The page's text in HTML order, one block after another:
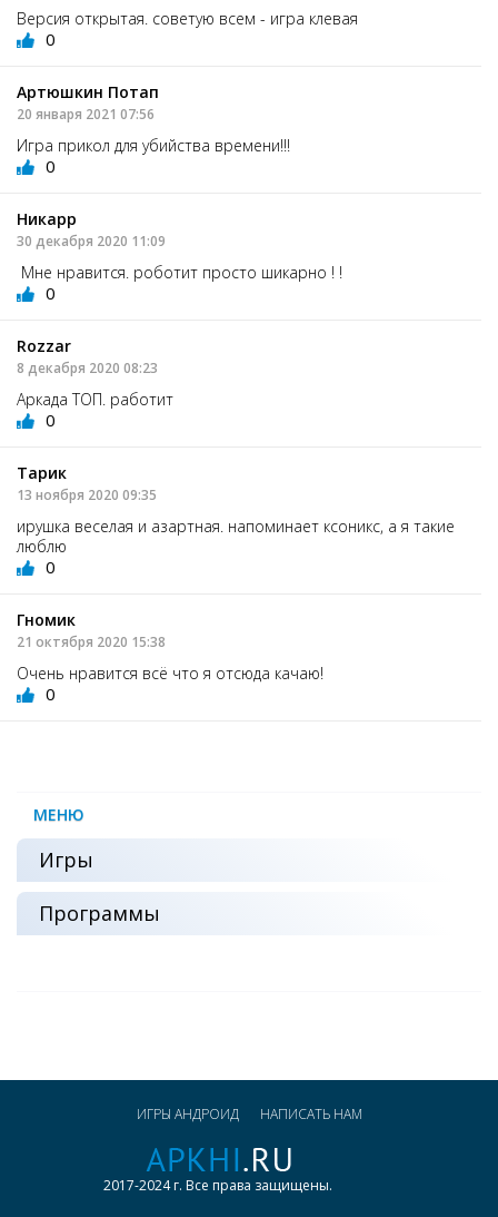
Версия открытая. советую всем - игра клевая
0
Артюшкин Потап
20 января 2021 07:56
Игра прикол для убийства времени!!!
0
Никарр
30 декабря 2020 11:09
Мне нравится. роботит просто шикарно ! !
0
Rozzar
8 декабря 2020 08:23
Аркада ТОП. работит
0
Тарик
13 ноября 2020 09:35
ирушка веселая и азартная. напоминает ксоникс, а я такие
люблю
0
Гномик
21 октября 2020 15:38
Очень нравится всё что я отсюда качаю!
0
МЕНЮ
Игры
Программы
ИГРЫ АНДРОИД НАПИСАТЬ НАМ
2017-2024 г. Все права защищены.